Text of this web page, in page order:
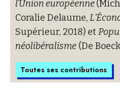
l’Union européenne
Coralie Delaume,
Supérieur, 2018) et
néolibéralisme (De
Toutes ses contributions